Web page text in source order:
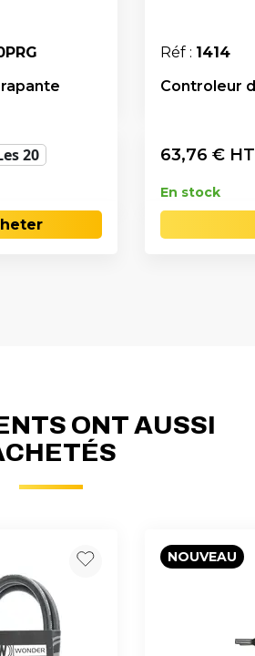
20
Réf : 1414
Controleur
63,76 €
En stock
ONT AUSSI
NOUVEAU